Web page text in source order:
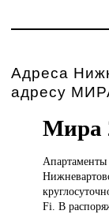
Адреса
адресу
Мира
Fi. В